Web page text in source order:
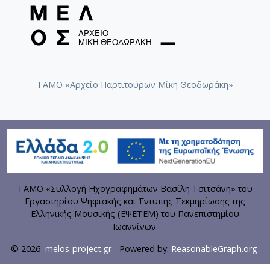
ΤΑΜΟ «Αρχείο Παρτιτούρων Μίκη Θεοδωράκη»
ΤΑΜΟ «Συλλογή Ηχογραφημάτων Βασίλη Τσιτσάνη» του
Εργαστηρίου Ψηφιακής και Έντυπης Τεκμηρίωσης της
Ελληνικής Μουσικής (ΕΨΕΤΕΜ) του Πανεπιστημίου
Ιωαννίνων.
© 2026 melos-project.gr- Powered by: ReasonableGraph.org